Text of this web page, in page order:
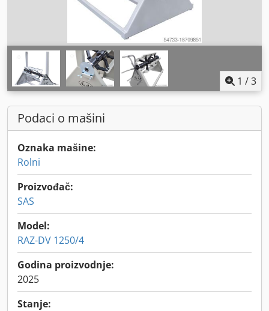
1 /3
Podaci o mašini
Oznaka mašine:
Rolni
Proizvođač:
SAS
Model:
RAZ-DV 1250/4
Godina proizvodnje:
2025
Stanje: